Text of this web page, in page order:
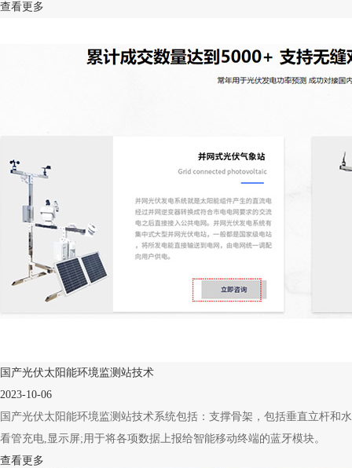
查看更多
国产光伏太阳能环境监测站技术
2023-10-06
国产光伏太阳能环境监测站技术系统包括：支撑骨架，包括垂直立
看管充电,显示屏;用于将各项数据上报给智能移动终端的蓝牙模块。
查看更多